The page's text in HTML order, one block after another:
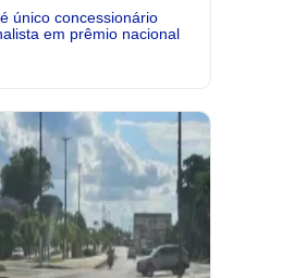
único concessionário
em prêmio nacional